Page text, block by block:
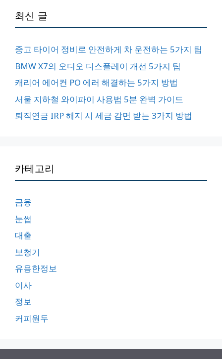
최신 글
중고 타이어 정비로 안전하게 차 운전하는 5가지 팁
BMW X7의 오디오 디스플레이 개선 5가지 팁
캐리어 에어컨 PO 에러 해결하는 5가지 방법
서울 지하철 와이파이 사용법 5분 완벽 가이드
퇴직연금 IRP 해지 시 세금 감면 받는 3가지 방법
카테고리
금융
눈썹
대출
보청기
유용한정보
이사
정보
커피원두